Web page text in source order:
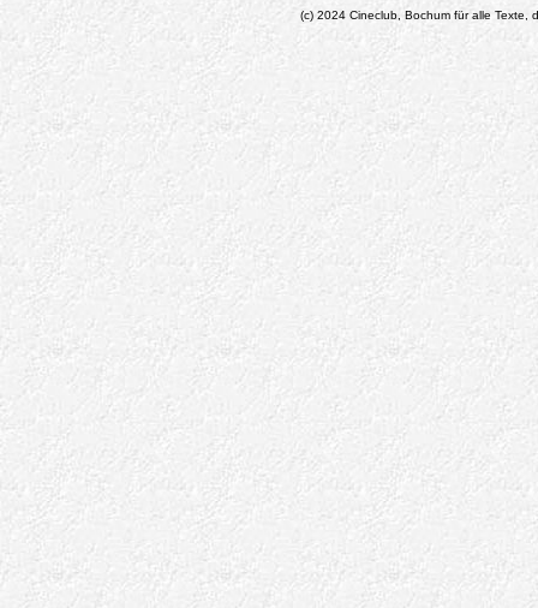
(c) 2024 Cineclub, Bochum für alle Texte,